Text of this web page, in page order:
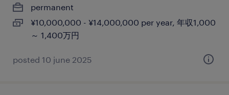
permanent
¥10,000,000 - ¥14,000,000 per year, 年収1,000
～ 1,400万円
posted 10 june 2025